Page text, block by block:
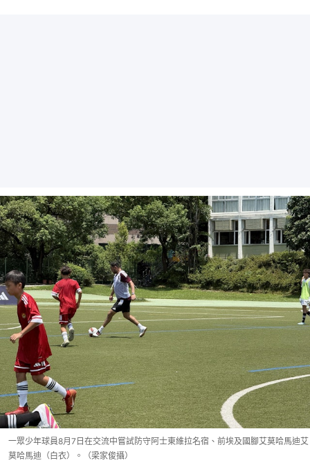
一眾少年球員8月7日在交流中嘗試防守阿士東維拉名宿、前埃及國腳艾莫哈馬迪艾
莫哈馬迪（白衣）。（梁家俊攝）